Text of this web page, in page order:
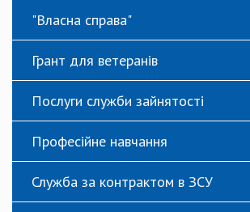
"Власна справа"
Грант для ветеранів
Послуги служби зайнятості
Професійне навчання
Служба за контрактом в ЗСУ